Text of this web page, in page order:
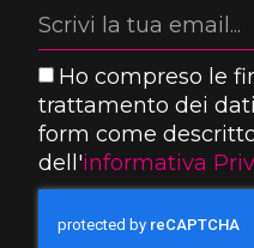
Ho compreso le
trattamento dei
form come
dell'informativa